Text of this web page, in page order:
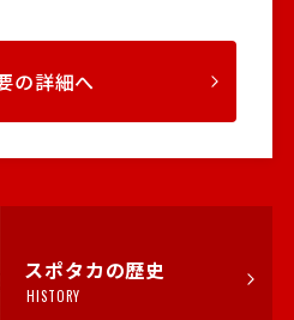
の詳細へ
スポタカの歴史
HISTORY